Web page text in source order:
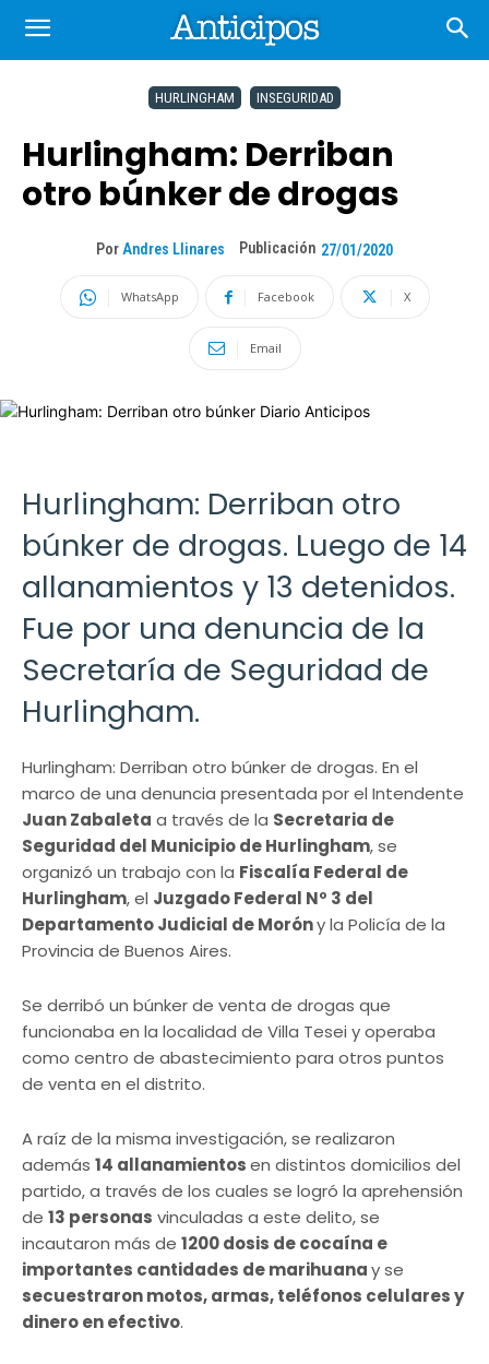
HURLINGHAM INSEGURIDAD
Hurlingham: Derriban
otro búnker de drogas
Por Andres Llinares Publicación 27/01/2020
WhatsApp Facebook X
Email
Hurlingham: Derriban otro
búnker de drogas. Luego de 14
allanamientos y 13 detenidos.
Fue por una denuncia de la
Secretaría de Seguridad de
Hurlingham.
Hurlingham: Derriban otro búnker de drogas. En el
marco de una denuncia presentada por el Intendente
Juan Zabaleta a través de la Secretaria de
Seguridad del Municipio de Hurlingham, se
organizó un trabajo con la Fiscalía Federal de
Hurlingham, el Juzgado Federal Nº 3 del
Departamento Judicial de Moróny la Policía de la
Provincia de Buenos Aires.
Se derribó un búnker de venta de drogas que
funcionaba en la localidad de Villa Tesei y operaba
como centro de abastecimiento para otros puntos
de venta en el distrito.
A raíz de la misma investigación, se realizaron
además 14 allanamientosen distintos domicilios del
partido, a través de los cuales se logró la aprehensión
de 13 personas vinculadas a este delito, se
incautaron más de 1200 dosis de cocaína e
importantes cantidades de marihuanay se
secuestraron motos, armas, teléfonos celulares y
dinero en efectivo.